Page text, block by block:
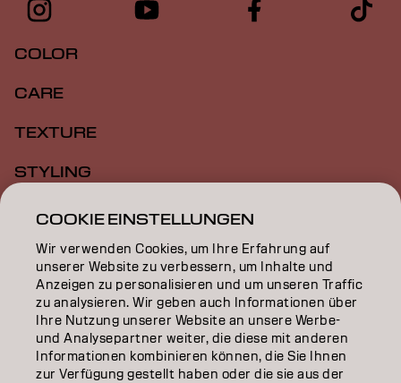
COLOR
CARE
TEXTURE
STYLING
INSPIRATION
EDUCATION
ÜBER
SALON FINDER
PARTNER WERDEN
COOKIE EINSTELLUNGEN
Wir verwenden Cookies, um Ihre Erfahrung auf
unserer Website zu verbessern, um Inhalte und
Anzeigen zu personalisieren und um unseren Traffic
zu analysieren. Wir geben auch Informationen über
Ihre Nutzung unserer Website an unsere Werbe-
und Analysepartner weiter, die diese mit anderen
Informationen kombinieren können, die Sie Ihnen
zur Verfügung gestellt haben oder die sie aus der